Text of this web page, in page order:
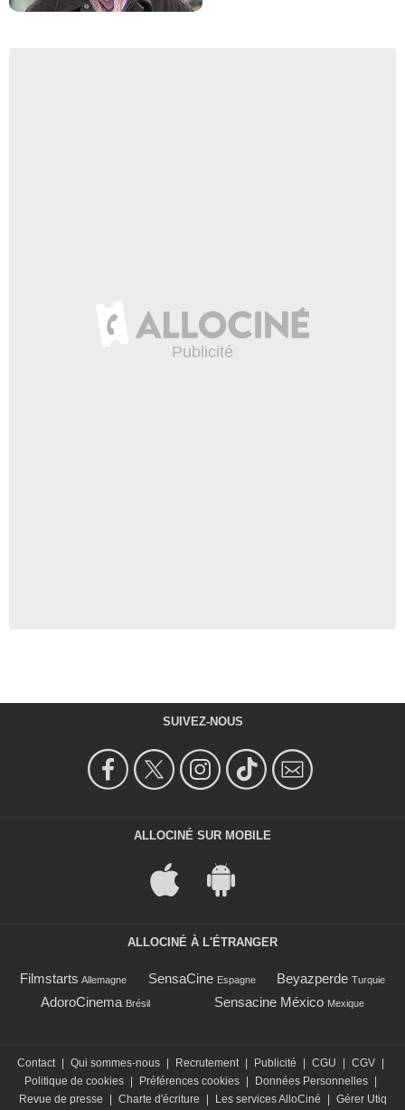
SUIVEZ-NOUS
ALLOCINÉ SUR MOBILE
ALLOCINÉ À L'ÉTRANGER
Filmstarts Allemagne SensaCine Espagne Beyazperde Turquie
AdoroCinema Brésil Sensacine México Mexique
Contact | Qui sommes-nous | Recrutement | Publicité | CGU | CGV |
Politique de cookies | Préférences cookies | Données Personnelles |
Revue de presse
| Charte d'écriture | Les services AlloCiné | Gérer Utiq